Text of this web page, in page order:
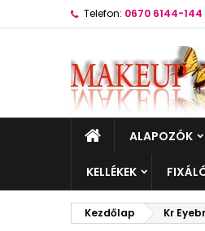
Telefon: 0670 6144-144
ALAPOZÓK
KELLÉKEK
Kezdőlap Kr